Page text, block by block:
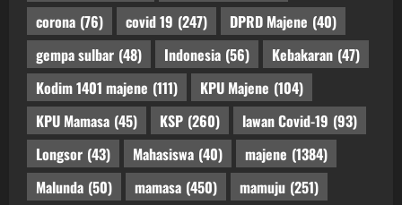
corona (76) covid 19 (247) DPRD Majene (40)
gempa sulbar (48) Indonesia (56) Kebakaran (47)
Kodim 1401 majene (111) KPU Majene (104)
KPU Mamasa (45) KSP (260) lawan Covid-19 (93)
Longsor (43) Mahasiswa (40) majene (1384)
Malunda (50) mamasa (450) mamuju (251)